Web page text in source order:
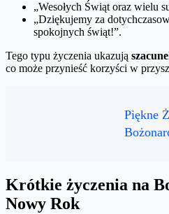
„Wesołych Świąt oraz wielu
„Dziękujemy za
spokojnych świąt!”.
Tego typu życzenia ukazują
co może przynieść korzyści w
Piękne
Krótkie życzenia na
Nowy Rok